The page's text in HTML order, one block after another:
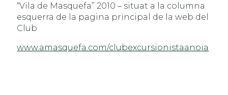
“Vila de Masquefa” 2010 – situat a la columna
esquerra de la pagina principal de la web del
Club
www.amasquefa.com/clubexcursionistaanoia